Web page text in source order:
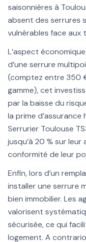
saisonnières à
absent des serrures
vulnérables face aux
L’aspect
d’une serrure
(comptez entre 350
gamme), cet
par la baisse du
la prime
Serrurier Toulouse
jusqu’à 20 % sur
conformité de leur
Enfin, lors d’un
installer une serrure
bien immobilier. Les
valorisent
sécurisée, ce qui
logement. A